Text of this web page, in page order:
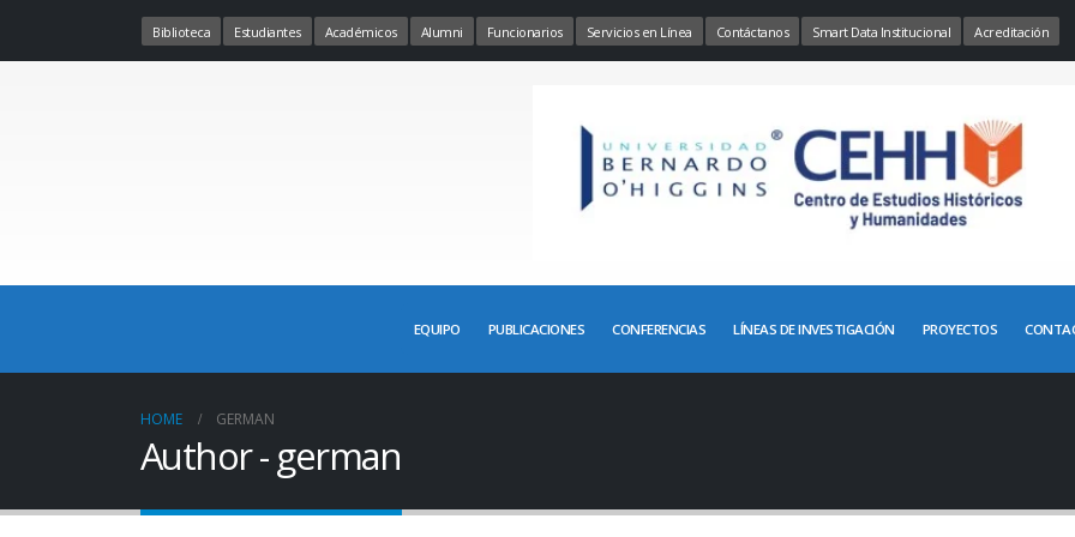
Biblioteca Estudiantes Académicos Alumni Funcionarios Servicios en Línea Contáctanos Smart Data Institucional Acreditación
EQUIPO PUBLICACIONES CONFERENCIAS LÍNEAS DE INVESTIGACIÓN PROYECTOS
HOME GERMAN
Author - german